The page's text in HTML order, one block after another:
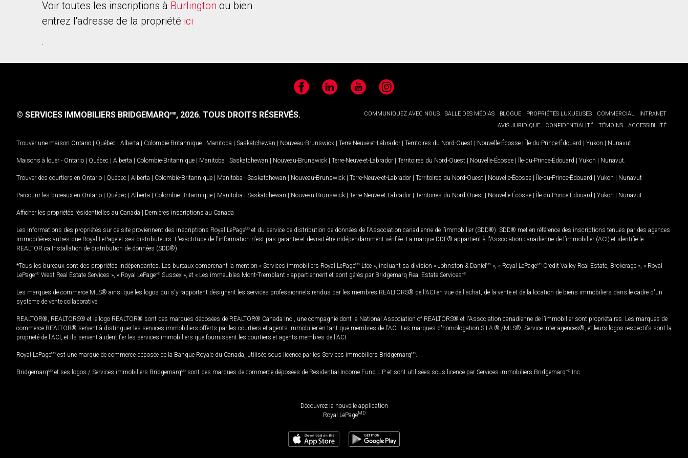
Voir toutes les inscriptions à Burlington ou bien
entrez l'adresse de la propriété ici
.
FacebookLinkedIn YouTubeInstagram
COMMUNIQUEZ AVEC NOUS SALLE DES MÉDIAS BLOGUE PROPRIÉTÉS LUXUEUSES COMMERCIAL
INTRANET
AVIS JURIDIQUE
CONFIDENTIALITÉ TÉMOINS ACCESSIBILITÉ
© SERVICES IMMOBILIERS BRIDGEMARQMD, 2026. TOUS DROITS RÉSERVÉS.
Trouver une maison Ontario | Québec | Alberta | Colombie-Britannique | Manitoba | Saskatchewan | Nouveau-Brunswick | Terre-Neuve-et-Labrador | Territoires du Nord-Ouest | Nouvelle-Écosse | Île-du-Prince-Édouard | Yukon | Nunavut
Maisons à louer - Ontario | Québec | Alberta | Colombie-Britannique | Manitoba | Saskatchewan | Nouveau-Brunswick | Terre-Neuve-et-Labrador | Territoires du Nord-Ouest | Nouvelle-Écosse | Île-du-Prince-Édouard | Yukon | Nunavut
Trouver des courtiers en Ontario | Québec | Alberta | Colombie-Britannique | Manitoba | Saskatchewan | Nouveau-Brunswick | Terre-Neuve-et-Labrador | Territoires du Nord-Ouest | Nouvelle-Écosse | Île-du-Prince-Édouard | Yukon | Nunavut
Parcourir les bureaux en Ontario | Québec | Alberta | Colombie-Britannique | Manitoba | Saskatchewan | Nouveau-Brunswick | Terre-Neuve-et-Labrador | Territoires du Nord-Ouest | Nouvelle-Écosse | Île-du-Prince-Édouard | Yukon | Nunavut
Afficher les propriétés résidentielles au Canada | Dernières inscriptions au Canada
Les informations des propriétés sur ce site proviennent des inscriptions Royal LePageMD et du service de distribution de données de l'Association canadienne de l’immobilier (SDD®). SDD® met en référence des inscriptions tenues par des agences
immobilières autres que Royal LePage et ses distributeurs. L'exactitude de l'information n'est pas garantie et devrait être indépendamment vérifiée. La marque DDF® appartient à l'Association canadienne de l’immobilier (ACI) et identifie le
REALTOR.ca Installation de distribution de données (SDD®).
*Tous les bureaux sont des propriétés indépendantes. Les bureaux comprenant la mention « Services immobiliers Royal LePageMD Ltée », incluant sa division « Johnston & Daniel MD », « Royal LePageMD Credit Valley Real Estate, Brokerage », « Royal
LePageMD West Real Estate Services », « Royal LePageMD Sussex », et « Les immeubles Mont-Tremblant » appartiennent et sont gérés par Bridgemarq Real Estate ServicesMD
Les marques de commerce MLS® ainsi que les logos qui s'y rapportent désignent les services professionnels rendus par les membres REALTORS® de l'ACI en vue de l'achat, de la vente et de la location de biens immobiliers dans le cadre d'un
système de vente collaborative.
REALTOR®, REALTORS® et le logo REALTOR® sont des marques déposées de REALTOR® Canada Inc., une compagnie dont la National Association of REALTORS® et l'Association canadienne de l’immobilier sont propriétaires. Les marques de
commerce REALTOR® servent à distinguer les services immobiliers offerts par les courtiers et agents immobilier en tant que membres de l'ACI. Les marques d'homologation S.I.A.® /MLS®, Service inter-agences®, et leurs logos respectifs sont la
propriété de l'ACI, et ils servent à identifier les services immobiliers que fournissent les courtiers et agents membres de l'ACI.
Royal LePageMD est une marque de commerce déposée de la Banque Royale du Canada, utilisée sous licence par les Services immobiliers BridgemarqMD
BridgemarqMD et ses logos / Services immobiliers BridgemarqMD sont des marques de commerce déposées de Residential Income Fund L.P. et sont utilisées sous licence par Services immobiliers BridgemarqMD Inc.
Découvrez la nouvelle application
Royal LePageMD